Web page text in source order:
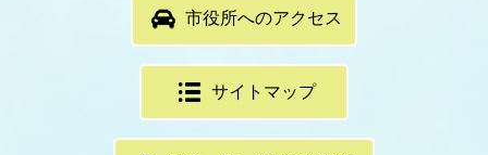
市役所へのアクセス
サイトマップ